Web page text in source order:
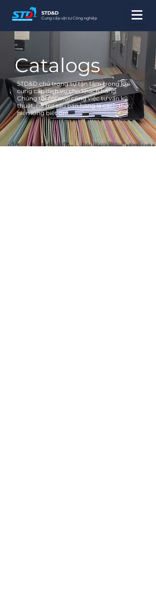
STD&D
Cung cấp vật tư Công nghiệp
Catalogs
STD&D chú trọng sự tận tâm trong khi
cung cấp dịch vụ cho khách hàng.
Chúng tôi coi mọi công việc tư vấn kỹ
thuật, hỗ trợ sau bán hàng là cách thể
hiện lòng biết ơn!